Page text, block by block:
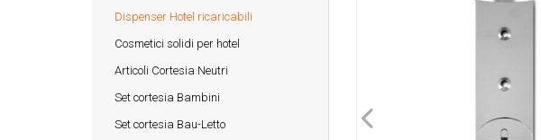
Dispenser Hotel ricaricabili
Cosmetici solidi per hotel
Articoli Cortesia Neutri
Set cortesia Bambini
Set cortesia Bau-Letto